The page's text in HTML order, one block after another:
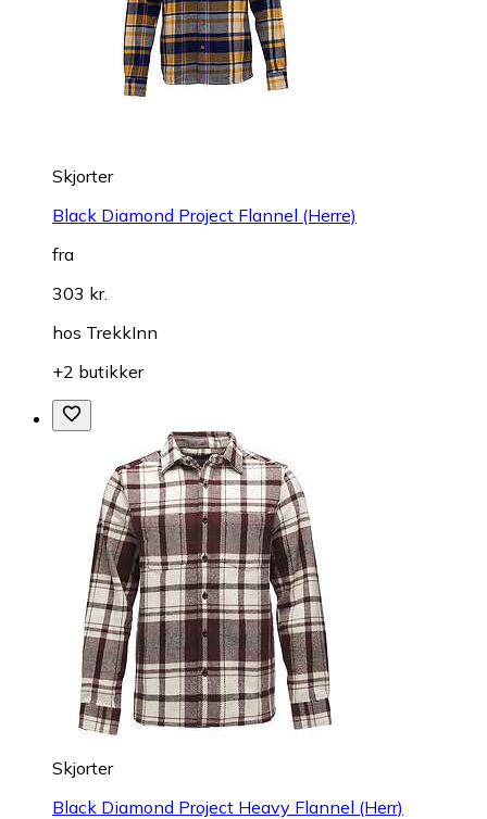
Skjorter
Black Diamond Project Flannel (Herre)
fra
303 kr.
hos TrekkInn
+2 butikker
Skjorter
Black Diamond Project Heavy Flannel (Herr)